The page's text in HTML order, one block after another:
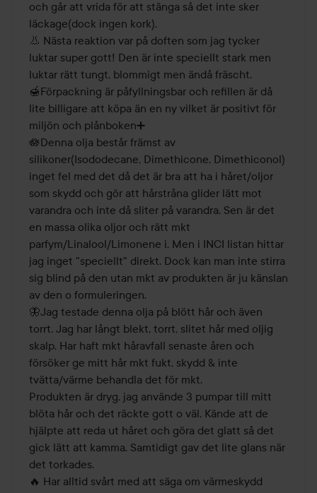
och går att vrida för att stänga så det inte sker
läckage(dock ingen kork).
👃 Nästa reaktion var på doften som jag tycker
luktar super gott! Den är inte speciellt stark men
luktar rätt tungt, blommigt men ändå fräscht.
🍯Förpackning är påfyllningsbar och refillen är då
lite billigare att köpa än en ny vilket är positivt för
miljön och plånboken➕
🪷Denna olja består främst av
silikoner(Isododecane, Dimethicone, Dimethiconol)
inget fel med det då det är bra att ha i håret/oljor
som skydd och gör att hårstråna glider lätt mot
varandra och inte då sliter på varandra. Sen är det
en massa olika oljor och rätt mkt
parfym/Linalool/Limonene i. Men i INCI listan hittar
jag inget "speciellt" direkt. Dock kan man inte stirra
sig blind på den utan mkt av produkten är ju känslan
av den o formuleringen.
🦋Jag testade denna olja på blött hår och även
torrt. Jag har långt blekt, torrt, slitet hår med oljig
skalp. Har haft mkt håravfall senaste åren och
försöker ge mitt hår mkt fukt, skydd & inte
tvätta/värme behandla det för mkt.
Produkten är dryg, jag använde 3 pumpar till mitt
blöta hår och det räckte gott o väl. Kände att de
hjälpte att reda ut håret och göra det glatt så det
gick lätt att kamma. Samtidigt gav det lite glans när
det torkades.
🔥 Har alltid svårt med att säga om värmeskydd